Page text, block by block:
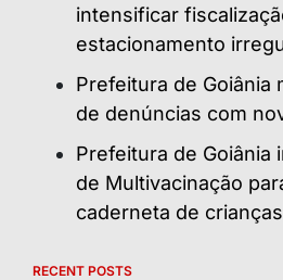
intensificar
estacionamento
Prefeitura de Goiânia
de denúncias com
Prefeitura de Goiânia
de Multivacinação
caderneta de
RECENT POSTS